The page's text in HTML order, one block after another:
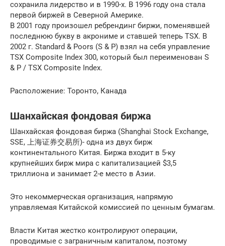
сохранила лидерство и в 1990-х. В 1996 году она стала
первой биржей в Северной Америке.
В 2001 году произошел ребрендинг биржи, поменявшей
последнюю букву в акрониме и ставшей теперь TSX. В
2002 г. Standard & Poors (S & P) взял на себя управление
TSX Composite Index 300, который был переименован S
& P / TSX Composite Index.
Расположение: Торонто, Канада
Шанхайская фондовая биржа
Шанхайская фондовая биржа (Shanghai Stock Exchange,
SSE, 上海证券交易所)- одна из двух бирж
континентального Китая. Биржа входит в 5-ку
крупнейших бирж мира с капитализацией $3,5
триллиона и занимает 2-е место в Азии.
Это некоммерческая организация, напрямую
управляемая Китайской комиссией по ценным бумагам.
Власти Китая жестко контролируют операции,
проводимые с заграничным капиталом, поэтому